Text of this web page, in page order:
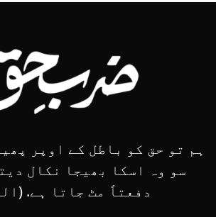
ہم تو حق کو باطل کے اوپر
سو وہ اسکا بھیجا نکال
دفعتاً مٹ جاتا ہے.